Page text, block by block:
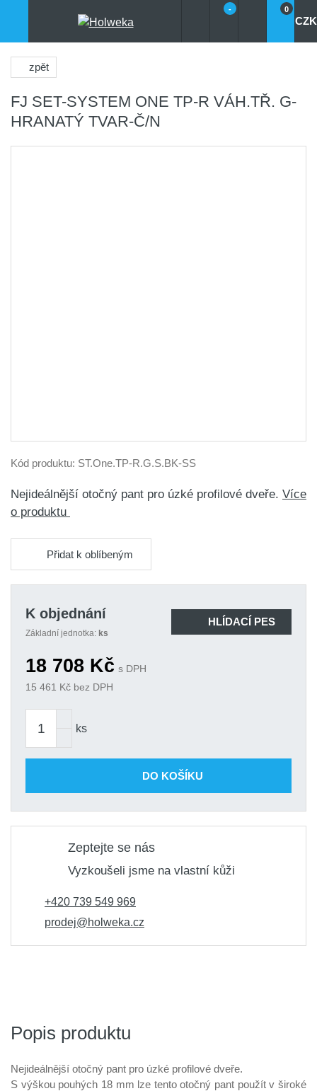
- 0
CZK
zpět
FJ SET-SYSTEM ONE TP-R VÁH.TŘ. G-
HRANATÝ TVAR-Č/N
Kód produktu: ST.One.TP-R.G.S.BK-SS
Nejideálnější otočný pant pro úzké profilové dveře. Více
o produktu
Přidat k oblíbeným
K objednání
Základní jednotka: ks
HLÍDACÍ PES
18 708 Kč s DPH
15 461 Kč bez DPH
ks
DO KOŠÍKU
Zeptejte se nás
Vyzkoušeli jsme na vlastní kůži
+420 739 549 969
prodej@holweka.cz
Popis produktu
Nejideálnější otočný pant pro úzké profilové dveře.
S výškou pouhých 18 mm lze tento otočný pant použít v široké